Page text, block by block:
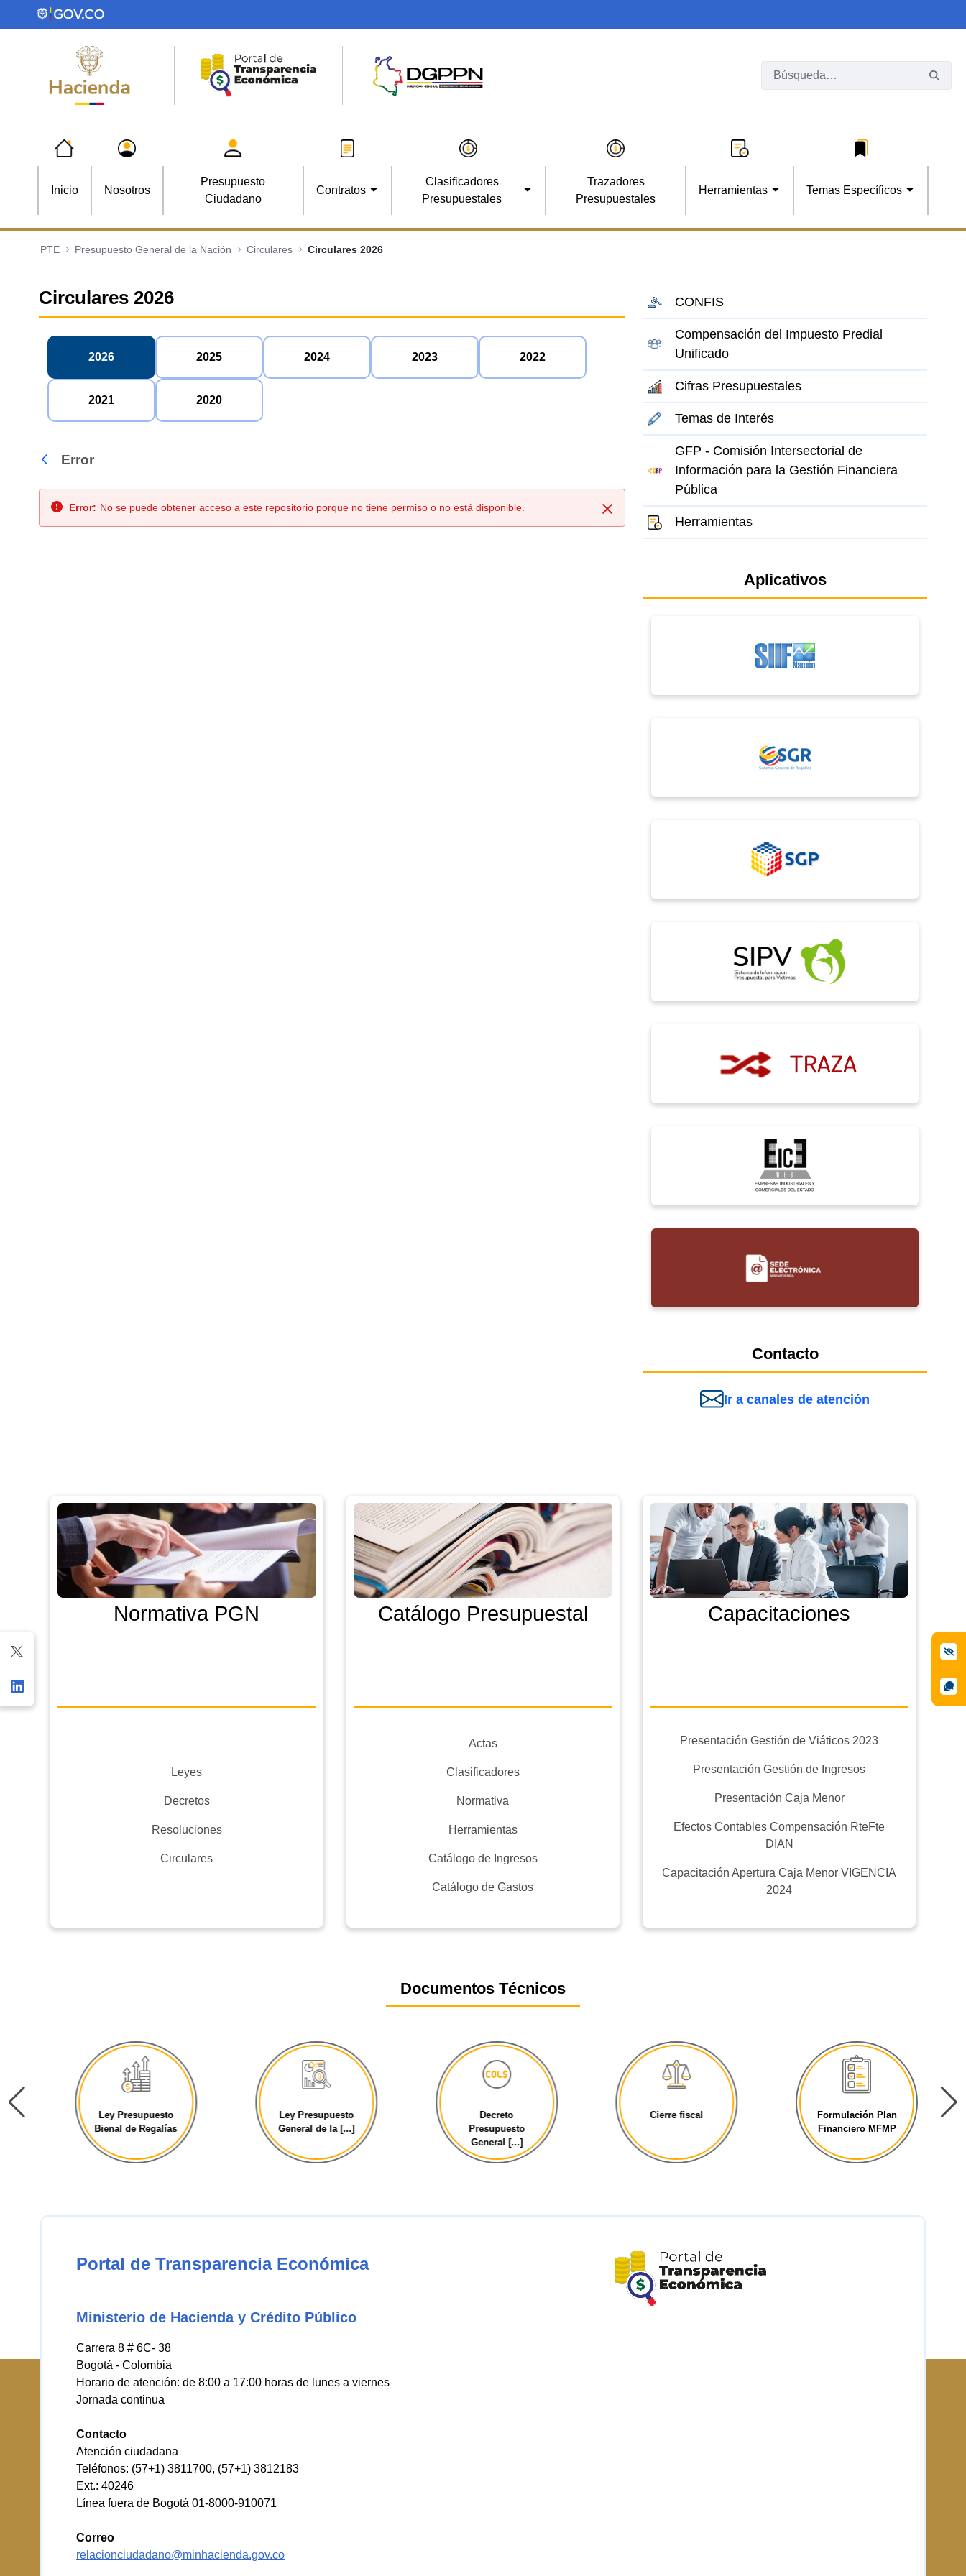
Saltar al contenido principal
Inicio Nosotros
Presupuesto
Ciudadano
Contratos
Clasificadores
Presupuestales
Trazadores
Presupuestales
Herramientas Temas Específicos
PTE Presupuesto General de la Nación Circulares Circulares 2026
Circulares 2026
2026 2025 2024 2023 2022
2021 2020
Atrás
Error
Cerrar
Error: No se puede obtener acceso a este repositorio porque no tiene permiso o no está disponible.
CONFIS
Compensación del Impuesto Predial
Unificado
Cifras Presupuestales
Temas de Interés
GFP - Comisión Intersectorial de
Información para la Gestión Financiera
Pública
Herramientas
Aplicativos
Contacto
Ir a canales de atención
Normativa PGN
Leyes
Decretos
Resoluciones
Circulares
Catálogo Presupuestal
Actas
Clasificadores
Normativa
Herramientas
Catálogo de Ingresos
Catálogo de Gastos
Capacitaciones
Presentación Gestión de Viáticos 2023
Presentación Gestión de Ingresos
Presentación Caja Menor
Efectos Contables Compensación RteFte
DIAN
Capacitación Apertura Caja Menor VIGENCIA
2024
Documentos Técnicos
Ley Presupuesto
Bienal de Regalías
Ley Presupuesto
General de la [...]
Decreto
Presupuesto
General [...]
Cierre fiscal
Formulación Plan
Financiero MFMP
Portal de Transparencia Económica
Ministerio de Hacienda y Crédito Público
Carrera 8 # 6C- 38
Bogotá - Colombia
Horario de atención: de 8:00 a 17:00 horas de lunes a viernes
Jornada continua
Contacto
Atención ciudadana
Teléfonos: (57+1) 3811700, (57+1) 3812183
Ext.: 40246
Línea fuera de Bogotá 01-8000-910071
Correo
relacionciudadano@minhacienda.gov.co